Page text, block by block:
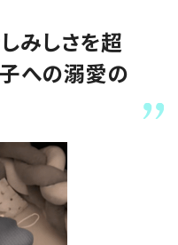
みしさを超
への溺愛の